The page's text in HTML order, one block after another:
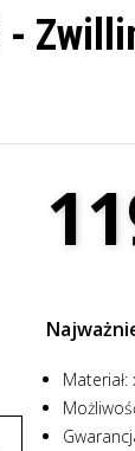
-
Materiał: